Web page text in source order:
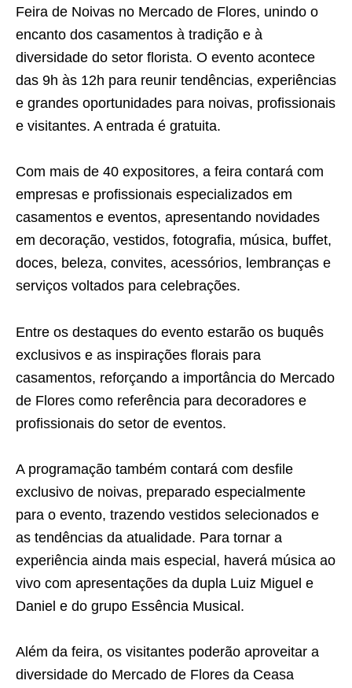
Feira de Noivas no Mercado de Flores, unindo o
encanto dos casamentos à tradição e à
diversidade do setor florista. O evento acontece
das 9h às 12h para reunir tendências, experiências
e grandes oportunidades para noivas, profissionais
e visitantes. A entrada é gratuita.
Com mais de 40 expositores, a feira contará com
empresas e profissionais especializados em
casamentos e eventos, apresentando novidades
em decoração, vestidos, fotografia, música, buffet,
doces, beleza, convites, acessórios, lembranças e
serviços voltados para celebrações.
Entre os destaques do evento estarão os buquês
exclusivos e as inspirações florais para
casamentos, reforçando a importância do Mercado
de Flores como referência para decoradores e
profissionais do setor de eventos.
A programação também contará com desfile
exclusivo de noivas, preparado especialmente
para o evento, trazendo vestidos selecionados e
as tendências da atualidade. Para tornar a
experiência ainda mais especial, haverá música ao
vivo com apresentações da dupla Luiz Miguel e
Daniel e do grupo Essência Musical.
Além da feira, os visitantes poderão aproveitar a
diversidade do Mercado de Flores da Ceasa